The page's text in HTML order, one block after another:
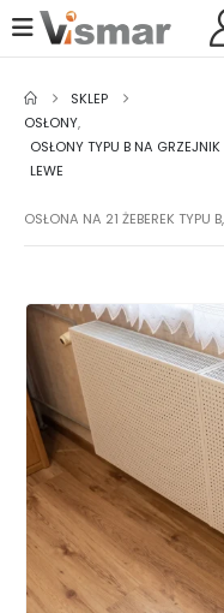
SKLEP
OSŁONY,
OSŁONY TYPU B NA
LEWE
OSŁONA NA 21 ŻEBEREK